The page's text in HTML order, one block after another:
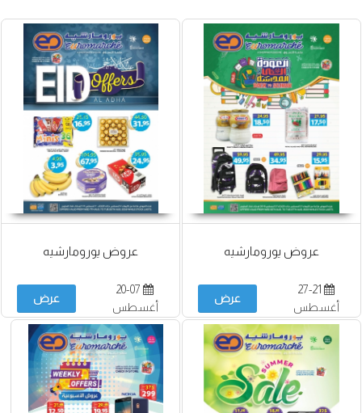
عروض يورومارشيه
27-21
أغسطس
عرض
عروض يورومارشيه
20-07
أغسطس
عرض